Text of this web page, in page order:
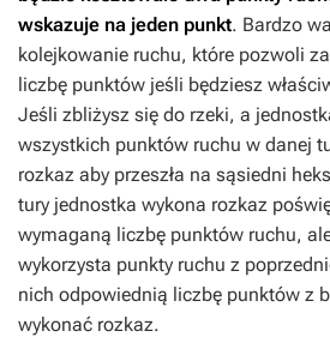
wskazuje na jeden punkt. Bardzo
kolejkowanie ruchu, które pozwoli
liczbę punktów jeśli będziesz
Jeśli zbliżysz się do rzeki, a
wszystkich punktów ruchu w danej
rozkaz aby przeszła na sąsiedni
tury jednostka wykona rozkaz
wymaganą liczbę punktów ruchu,
wykorzysta punkty ruchu z
nich odpowiednią liczbę punktów z
wykonać rozkaz.